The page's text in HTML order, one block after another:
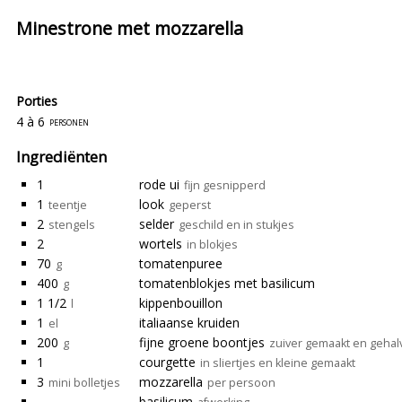
Minestrone met mozzarella
Porties
4 à 6 personen
Ingrediënten
1 rode ui fijn gesnipperd
1 teentje look geperst
2 stengels selder geschild en in stukjes
2 wortels in blokjes
70 g
tomatenpuree
400 g
tomatenblokjes met basilicum
1 1/2 l
kippenbouillon
1 el
italiaanse kruiden
200 g fijne groene boontjes zuiver gemaakt en
1 courgette in sliertjes en kleine gemaakt
3 mini bolletjes mozzarella per persoon